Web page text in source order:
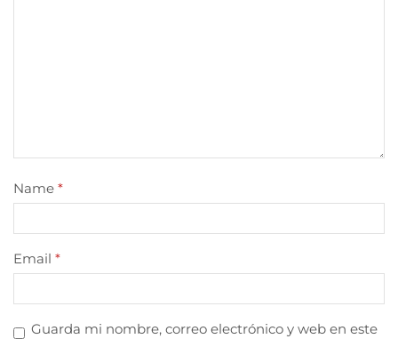
Name *
Email *
Guarda mi nombre, correo electrónico y web en este